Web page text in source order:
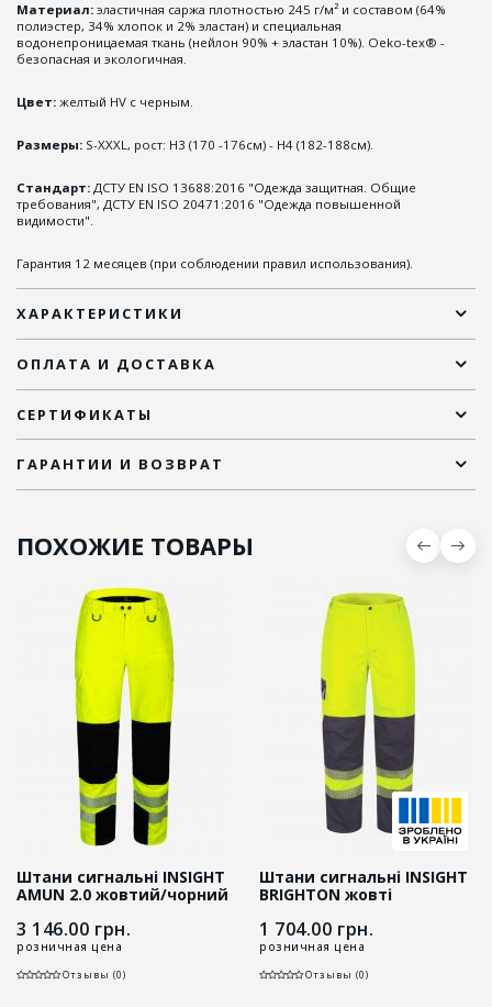
Материал: эластичная саржа плотностью 245 г/м² и составом (64%
полиэстер, 34% хлопок и 2% эластан) и специальная
водонепроницаемая ткань (нейлон 90% + эластан 10%). Oeko-tex® -
безопасная и экологичная.
Цвет: желтый HV с черным.
Размеры: S-XXXL, рост: Н3 (170 -176см) - Н4 (182-188см).
Стандарт: ДСТУ EN ISO 13688:2016 "Одежда защитная. Общие
требования", ДСТУ EN ISO 20471:2016 "Одежда повышенной
видимости".
Гарантия 12 месяцев (при соблюдении правил использования).
ХАРАКТЕРИСТИКИ
ОПЛАТА И ДОСТАВКА
СЕРТИФИКАТЫ
ГАРАНТИИ И ВОЗВРАТ
ПОХОЖИЕ ТОВАРЫ
Штани сигнальні INSIGHT
AMUN 2.0 жовтий/чорний
3 146.00 грн.
розничная цена
Отзывы (0)
Штани сигнальні INSIGHT
BRIGHTON жовті
1 704.00 грн.
розничная цена
Отзывы (0)